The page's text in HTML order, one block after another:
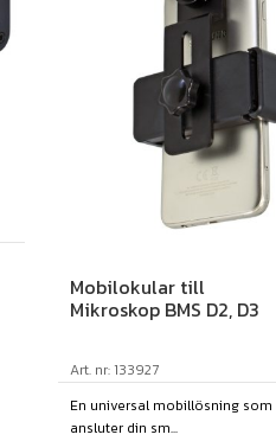
Mobilokular till
Mikroskop BMS D2, D3
Art. nr: 133927
En universal mobillösning som
ansluter din sm...